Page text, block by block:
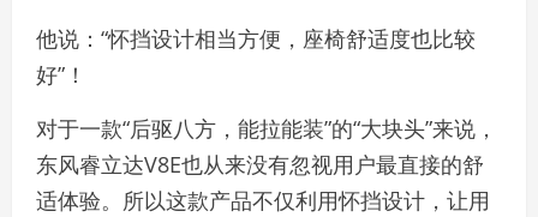
他说：“怀挡设计相当方便，座椅舒适度也比较
好”！
对于一款“后驱八方，能拉能装”的“大块头”来说，
东风睿立达V8E也从来没有忽视用户最直接的舒
适体验。所以这款产品不仅利用怀挡设计，让用